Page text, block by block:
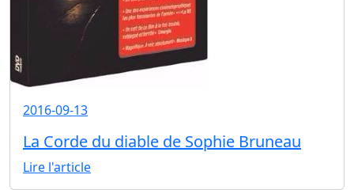
2016-09-13
La Corde du diable de Sophie Bruneau
Lire l'article